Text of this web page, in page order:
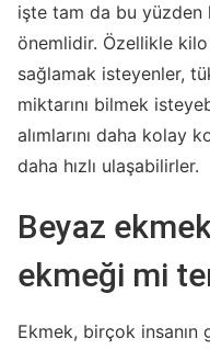
işte tam da bu yüzden
önemlidir. Özellikle
sağlamak isteyenler,
miktarını bilmek
alımlarını daha kolay
daha hızlı ulaşabilirler.
Beyaz
ekmeği mi
Ekmek, birçok insanın